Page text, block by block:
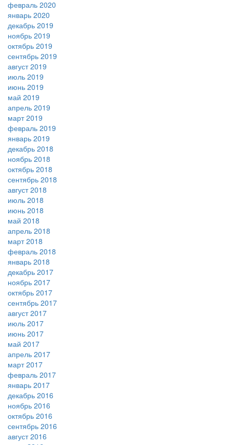
февраль 2020
январь 2020
декабрь 2019
ноябрь 2019
октябрь 2019
сентябрь 2019
август 2019
июль 2019
июнь 2019
май 2019
апрель 2019
март 2019
февраль 2019
январь 2019
декабрь 2018
ноябрь 2018
октябрь 2018
сентябрь 2018
август 2018
июль 2018
июнь 2018
май 2018
апрель 2018
март 2018
февраль 2018
январь 2018
декабрь 2017
ноябрь 2017
октябрь 2017
сентябрь 2017
август 2017
июль 2017
июнь 2017
май 2017
апрель 2017
март 2017
февраль 2017
январь 2017
декабрь 2016
ноябрь 2016
октябрь 2016
сентябрь 2016
август 2016